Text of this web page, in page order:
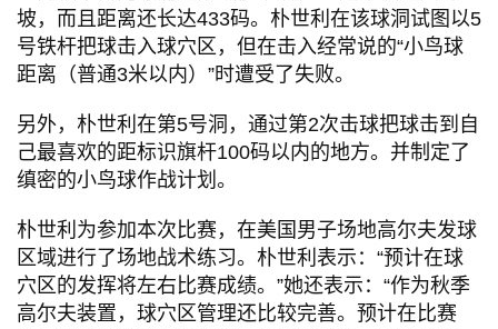
坡，而且距离还长达433码。朴世利在该球洞试图以5
号铁杆把球击入球穴区，但在击入经常说的“小鸟球
距离（普通3米以内）”时遭受了失败。
另外，朴世利在第5号洞，通过第2次击球把球击到自
己最喜欢的距标识旗杆100码以内的地方。并制定了
缜密的小鸟球作战计划。
朴世利为参加本次比赛，在美国男子场地高尔夫发球
区域进行了场地战术练习。朴世利表示：“预计在球
穴区的发挥将左右比赛成绩。”她还表示：“作为秋季
高尔夫装置，球穴区管理还比较完善。预计在比赛